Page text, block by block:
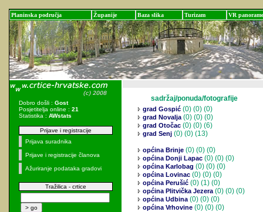
Planinska područja Županije Baza slika Turizam VR panorame
Dobro došli : Gost
Posjetitelja online : 21
Statistika : AWstats
Prijave i registracije
Prijava suradnika
Prijave i registracije članova
Ažuriranje podataka gradovi
Tražilica - crtice
sadržaj/ponuda/fotografije
grad Gospić (0) (0) (0)
grad Novalja(0) (0) (0)
grad Otočac (0) (0) (6)
grad Senj (0) (0) (13)
općina Brinje (0) (0) (0)
općina Donji Lapac (0) (0) (0)
općina Karlobag (0) (0) (0)
općina Lovinac (0) (0) (0)
općina Perušić (0) (1) (0)
općina Plitvička Jezera(0) (0) (0)
općina Udbina(0) (0) (0)
općina Vrhovine (0) (0) (0)